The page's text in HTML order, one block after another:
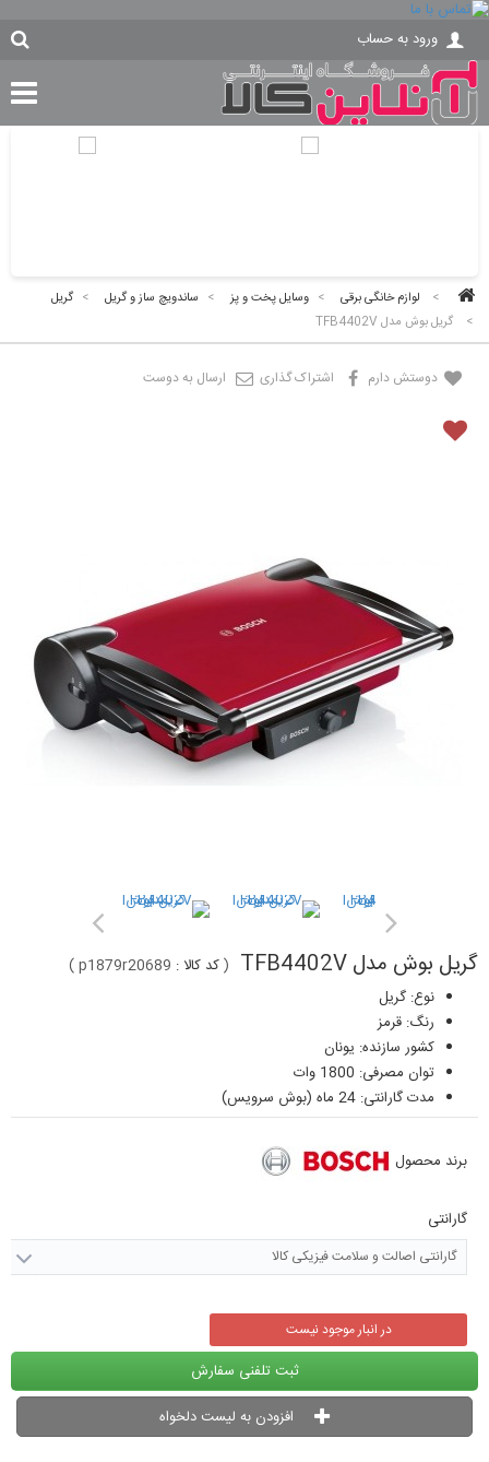
ورود به حساب
> لوازم خانگی برقی > وسایل پخت و پز > ساندویچ ساز و گریل > گریل
>
گریل بوش مدل TFB4402V
دوستش دارم اشتراک گذاری ارسال به دوست
گریل بوش مدل TFB4402V (کد کالا : p1879r20689
)
نوع: گریل
رنگ: قرمز
کشور سازنده: یونان
توان مصرفی: 1800 وات
مدت گارانتی: 24 ماه (بوش سرویس)
برند محصول
گارانتی
گارانتی اصالت و سلامت فیزیکی کالا
در انبار موجود نیست
ثبت تلفنی سفارش
افزودن به لیست دلخواه